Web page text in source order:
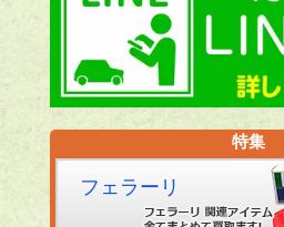
特集
フェラーリ